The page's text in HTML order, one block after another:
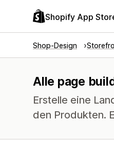
Shopify App
Shop-Design
Alle page
Erstelle eine
den Produkten.